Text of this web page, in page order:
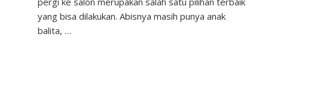
–
yang bisa dilakukan. Abisnya masih punya anak
balita, …